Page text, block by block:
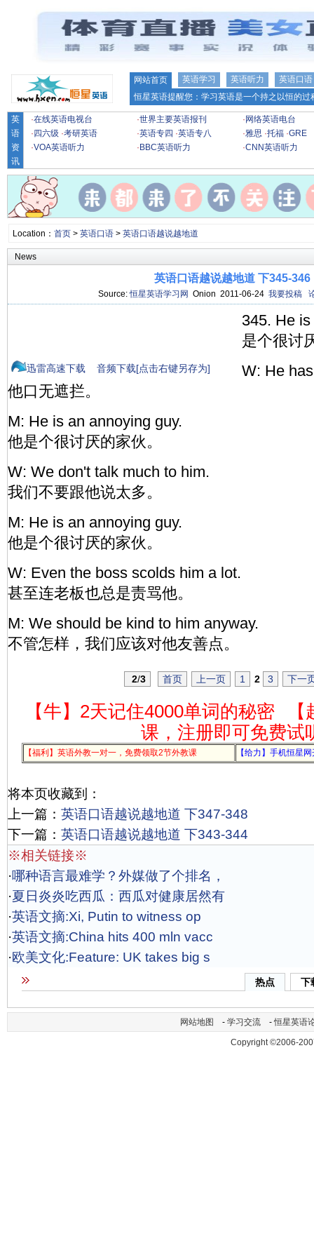
网站首页 英语学习 英语听力
英语口语
恒星英语提醒您：学习英语是一个持之以恒的
英
语
资
讯
·在线英语电视台 ·世界主要英语报刊 · 网络英语电台
· 四六级 ·考研英语 ·英语专四 ·英语专八 ·雅思 ·托福 ·GRE
·VOA英语听力 · BBC英语听力 ·CNN英语听力
Location： 首页> 英语口语> 英语口语越说越地道
News
英语口语越说越地道 下345-346
Source:恒星英语学习网 Onion 2011-06-24 我要投稿
迅雷高速下载 音频下载[点击右键另存为]
345. He
是个很讨
W: He
他口无遮拦。
M: He is an annoying guy.
他是个很讨厌的家伙。
W: We don't talk much to him.
我们不要跟他说太多。
M: He is an annoying guy.
他是个很讨厌的家伙。
W: Even the boss scolds him a lot.
甚至连老板也总是责骂他。
M: We should be kind to him anyway.
不管怎样，我们应该对他友善点。
2/3 首页 上一页 1 2 3 下一
【牛】2天记住4000单词的秘密
课，注册即可免费试
【福利】英语外教一对一，免费领取2节外教课 【给力】手机恒星
将本页收藏到：
上一篇： 英语口语越说越地道 下347-348
下一篇： 英语口语越说越地道 下343-344
※相关链接※
·哪种语言最难学？外媒做了个排名，
·夏日炎炎吃西瓜：西瓜对健康居然有
·英语文摘:Xi, Putin to witness op
·英语文摘:China hits 400 mln vacc
·欧美文化:Feature: UK takes big s
热点 下
网站地图 - 学习交流 -恒星英语
Copyright ©2006-